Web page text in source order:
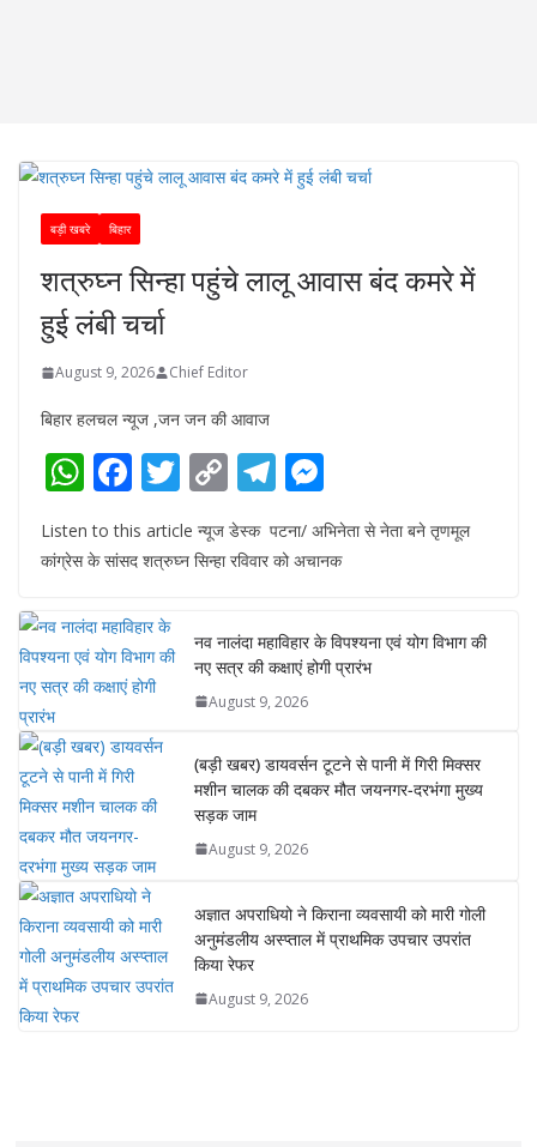
बड़ी खबरे बिहार
शत्रुघ्न सिन्हा पहुंचे लालू आवास बंद कमरे में
हुई लंबी चर्चा
August 9, 2026 Chief Editor
बिहार हलचल न्यूज ,जन जन की आवाज
W
at
A
p
p
F
e
o
o
k
T
w
itt
C
o
p
Li
n
k
T
e
a
m
e
ss
n
g
Listen to this article न्यूज डेस्क पटना/ अभिनेता से नेता बने तृणमूल
कांग्रेस के सांसद शत्रुघ्न सिन्हा रविवार को अचानक
नव नालंदा महाविहार के विपश्यना एवं योग विभाग की
नए सत्र की कक्षाएं होगी प्रारंभ
August 9, 2026
(बड़ी खबर) डायवर्सन टूटने से पानी में गिरी मिक्सर
मशीन चालक की दबकर मौत जयनगर-दरभंगा मुख्य
सड़क जाम
August 9, 2026
अज्ञात अपराधियो ने किराना व्यवसायी को मारी गोली
अनुमंडलीय अस्प्ताल में प्राथमिक उपचार उपरांत
किया रेफर
August 9, 2026